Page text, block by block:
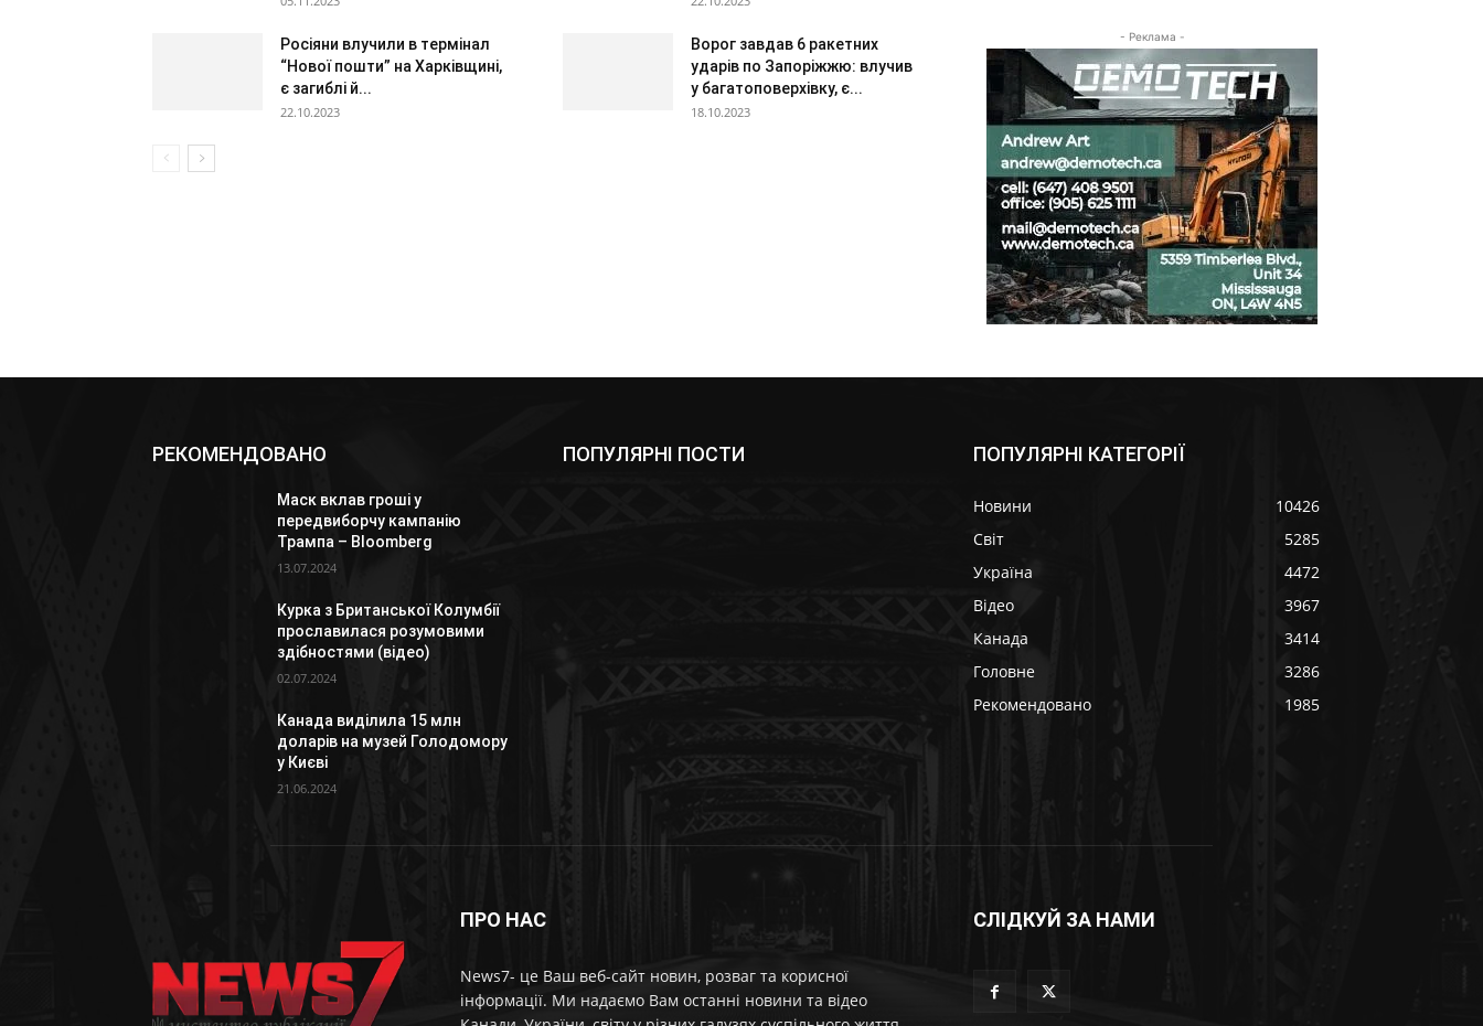
Росіяни влучили в термінал
“Нової пошти” на Харківщині,
є загиблі й...
22.10.2023
Ворог завдав 6 ракетних
ударів по Запоріжжю: влучив
у багатоповерхівку, є...
18.10.2023
- Реклама -
РЕКОМЕНДОВАНО
Маск вклав гроші у
передвиборчу кампанію
Трампа – Bloomberg
13.07.2024
Курка з Британської Колумбії
прославилася розумовими
здібностями (відео)
02.07.2024
Канада виділила 15 млн
доларів на музей Голодомору
у Києві
21.06.2024
ПОПУЛЯРНІ ПОСТИ ПОПУЛЯРНІ КАТЕГОРІЇ
Новини
10426
Світ
5285
Україна
4472
Відео
3967
Канада
3414
Головне
3286
Рекомендовано
1985
ПРО НАС
News7- це Ваш веб-сайт новин, розваг та корисної
інформації. Ми надаємо Вам останні новини та відео
СЛІДКУЙ ЗА НАМИ